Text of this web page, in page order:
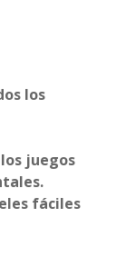
los
juegos
fáciles